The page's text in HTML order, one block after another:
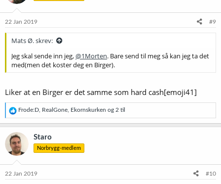
o
e
22 Jan 2019 #9
Mats Ø. skrev:
Jeg skal sende inn jeg,@1Morten. Bare send til meg så kan jeg ta det
med(men det koster deg en Birger).
Liker at en Birger er det samme som hard cash[emoji41]
R
e
a
k
s
j
o
e
Frode:D RealGone Ekornskurken og 2 til
Staro
Norbrygg-medlem
22 Jan 2019 #10